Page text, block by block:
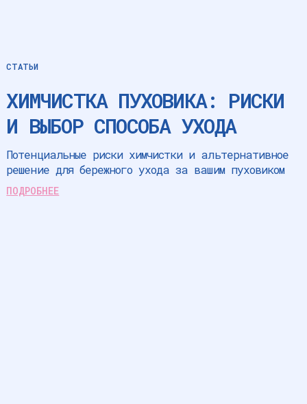
СТАТЬИ
ХИМЧИСТКА ПУХОВИКА: РИСКИ
И ВЫБОР СПОСОБА УХОДА
Потенциальные риски химчистки и альтернативное
решение для бережного ухода за вашим пуховиком
ПОДРОБНЕЕ